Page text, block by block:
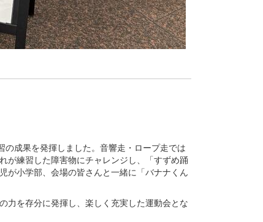
成果を発揮しました。音響走・ロープ走では
が練習した障害物にチャレンジし、「すずめ踊
が小学部、会場の皆さんと一緒に「バナナくん
力を存分に発揮し、楽しく充実した運動会とな